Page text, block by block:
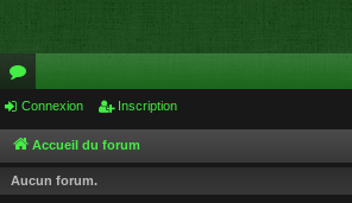
or
u
m
Connexion Inscription
Accueil du forum
Aucun forum.